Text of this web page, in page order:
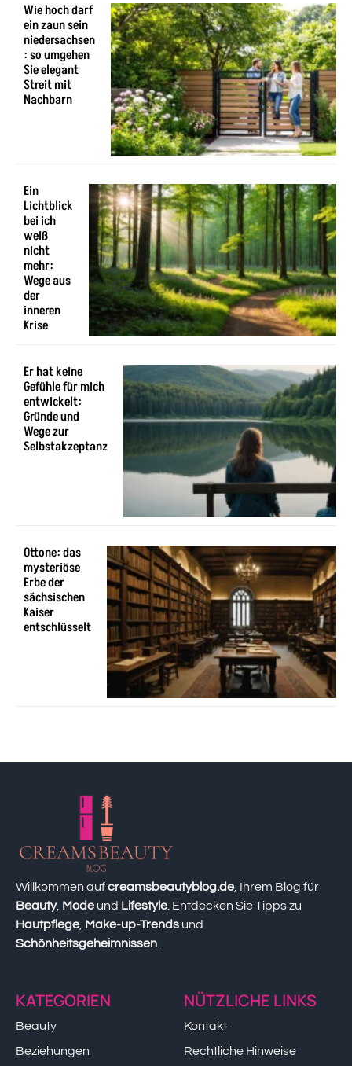
Wie hoch darf
ein zaun sein
niedersachsen
: so umgehen
Sie elegant
Streit mit
Nachbarn
Ein
Lichtblick
bei ich
weiß
nicht
mehr:
Wege aus
der
inneren
Krise
Er hat keine
Gefühle für mich
entwickelt:
Gründe und
Wege zur
Selbstakzeptanz
Ottone: das
mysteriöse
Erbe der
sächsischen
Kaiser
entschlüsselt
Willkommen aufcreamsbeautyblog.de, Ihrem Blog für
Beauty, Modeund Lifestyle. Entdecken Sie Tipps zu
Hautpflege, Make-up-Trends und
Schönheitsgeheimnissen.
KATEGORIEN
Beauty
Beziehungen
NÜTZLICHE LINKS
Kontakt
Rechtliche Hinweise